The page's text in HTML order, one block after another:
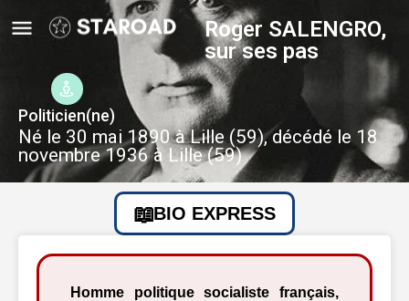
Roger SALENGRO,
sur ses pas
Politicien(ne)
Né le 30 mai 1890 à Lille (59), décédé le 18
novembre 1936 à Lille (59)
BIO EXPRESS
Homme politique socialiste français,